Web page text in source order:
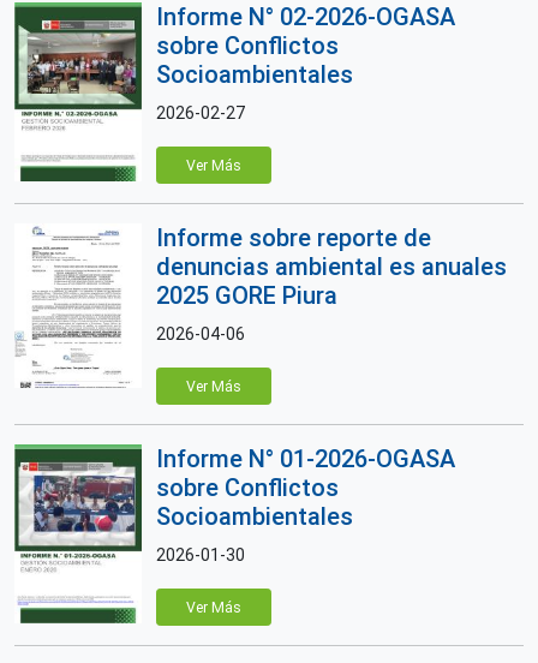
Informe N° 02-2026-OGASA
sobre Conflictos
Socioambientales
2026-02-27
Ver Más
Informe sobre reporte de
denuncias ambiental es anuales
2025 GORE Piura
2026-04-06
Ver Más
Informe N° 01-2026-OGASA
sobre Conflictos
Socioambientales
2026-01-30
Ver Más